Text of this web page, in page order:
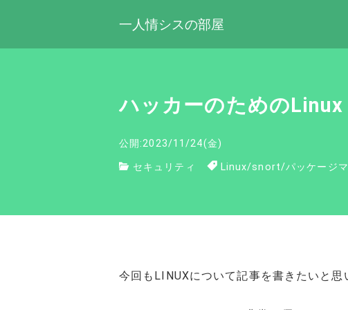
一人情シスの部屋
ハッカーのための
公開:2023/11/24(金)
セキュリティ
Linux/snort/パッケージ
今回もLINUXについて記事を書きたいと思